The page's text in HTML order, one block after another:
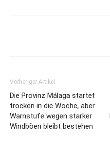
Vorheriger Artikel
Die Provinz Málaga startet
trocken in die Woche, aber
Warnstufe wegen starker
Windböen bleibt bestehen